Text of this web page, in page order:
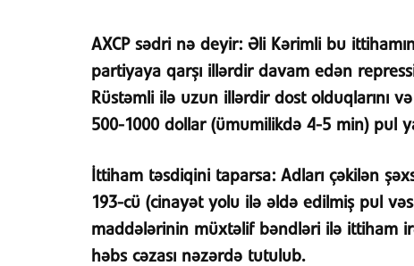
AXCP sədri nə deyir: Əli Kərimli bu
partiyaya qarşı illərdir davam edən
Rüstəmli ilə uzun illərdir dost olduqlarını
500-1000 dollar (ümumilikdə 4-5 min) pul
İttiham təsdiqini taparsa: Adları çəkilən
193-cü (cinayət yolu ilə əldə edilmiş pul
maddələrinin müxtəlif bəndləri ilə ittiham
həbs cəzası nəzərdə tutulub.